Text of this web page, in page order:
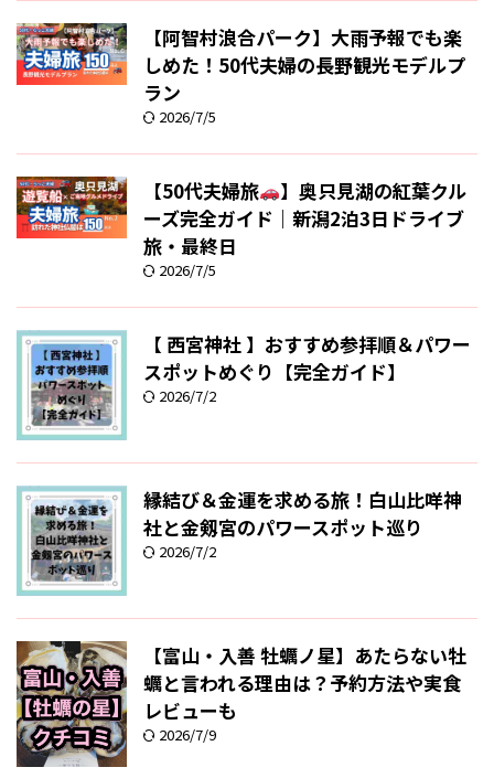
【阿智村浪合パーク】大雨予報でも楽
しめた！50代夫婦の長野観光モデルプ
ラン
2026/7/5
【50代夫婦旅
】奥只見湖の紅葉クル
ーズ完全ガイド｜新潟2泊3日ドライブ
旅・最終日
2026/7/5
【 西宮神社 】おすすめ参拝順＆パワー
スポットめぐり【完全ガイド】
2026/7/2
縁結び＆金運を求める旅！白山比咩神
社と金剱宮のパワースポット巡り
2026/7/2
【富山・入善 牡蠣ノ星】あたらない牡
蠣と言われる理由は？予約方法や実食
レビューも
2026/7/9